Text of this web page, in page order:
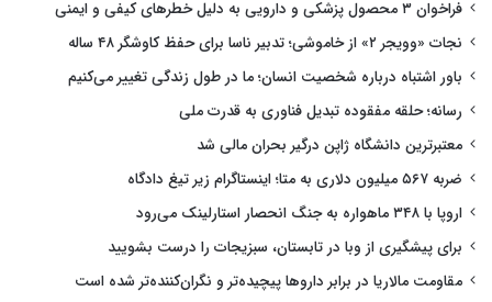
فراخوان ۳ محصول پزشکی و دارویی به دلیل خطرهای کیفی و ایمنی
نجات «وویجر ۲» از خاموشی؛ تدبیر ناسا برای حفظ کاوشگر ۴۸ ساله
باور اشتباه درباره شخصیت انسان؛ ما در طول زندگی تغییر می‌کنیم
رسانه؛ حلقه مفقوده تبدیل فناوری به قدرت ملی
معتبرترین دانشگاه ژاپن درگیر بحران مالی شد
ضربه ۵۶۷ میلیون دلاری به متا؛ اینستاگرام زیر تیغ دادگاه
اروپا با ۳۴۸ ماهواره به جنگ انحصار استارلینک می‌رود
برای پیشگیری از وبا در تابستان، سبزیجات را درست بشویید
مقاومت مالاریا در برابر داروها پیچیده‌تر و نگران‌کننده‌تر شده است